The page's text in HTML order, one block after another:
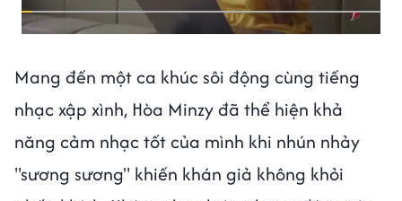
Mang đến một ca khúc sôi động cùng tiếng
nhạc xập xình, Hòa Minzy đã thể hiện khả
năng cảm nhạc tốt của mình khi nhún nhảy
"sương sương" khiến khán giả không khỏi